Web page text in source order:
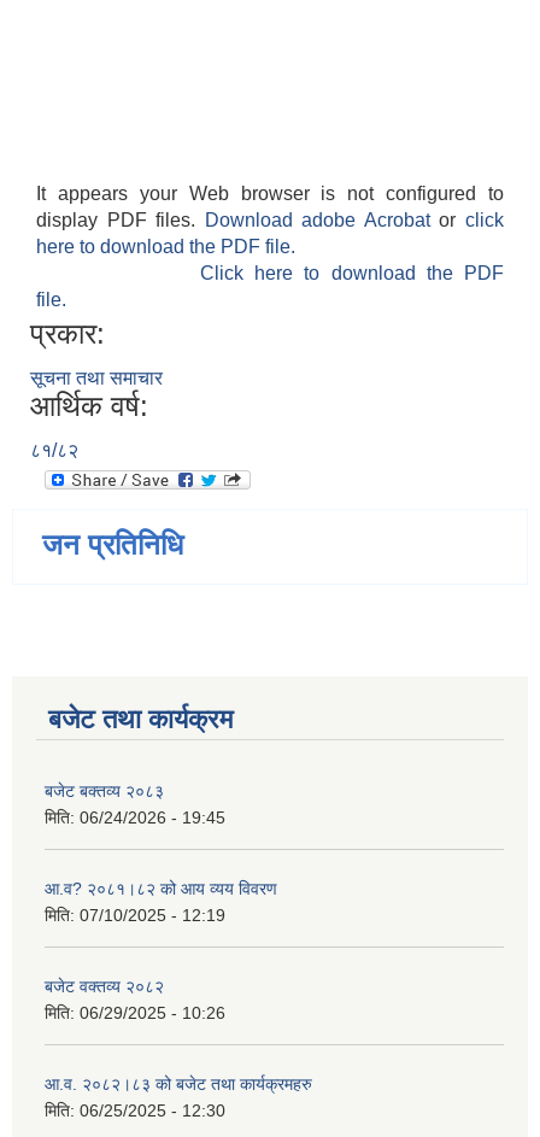
It appears your Web browser is not configured to
display PDF files.
Download adobe Acrobatorclick
here to download the PDF file.
Click here to download the PDF
file.
प्रकार:
सूचना तथा समाचार
आर्थिक वर्ष:
८१/८२
जन प्रतिनिधि
बजेट तथा कार्यक्रम
बजेट बक्तव्य २०८३
मिति: 06/24/2026 - 19:45
आ.व? २०८१।८२ को आय व्यय विवरण
मिति: 07/10/2025 - 12:19
बजेट वक्तव्य २०८२
मिति: 06/29/2025 - 10:26
आ.व. २०८२।८३ को बजेट तथा कार्यक्रमहरु
मिति: 06/25/2025 - 12:30